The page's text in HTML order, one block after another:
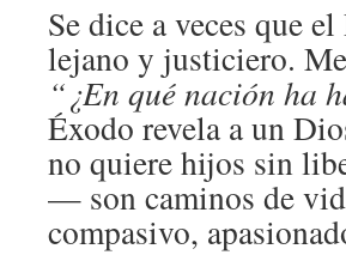
Se dice a veces que
lejano y justiciero.
“¿En qué nación ha
Éxodo revela a un
no quiere hijos sin
— son caminos de
compasivo,